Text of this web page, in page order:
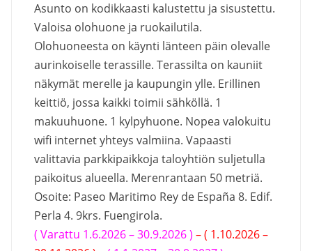
Asunto on kodikkaasti kalustettu ja sisustettu.
Valoisa olohuone ja ruokailutila.
Olohuoneesta on käynti länteen päin olevalle
aurinkoiselle terassille. Terassilta on kauniit
näkymät merelle ja kaupungin ylle. Erillinen
keittiö, jossa kaikki toimii sähköllä. 1
makuuhuone. 1 kylpyhuone. Nopea valokuitu
wifi internet yhteys valmiina. Vapaasti
valittavia parkkipaikkoja taloyhtiön suljetulla
paikoitus alueella. Merenrantaan 50 metriä.
Osoite: Paseo Maritimo Rey de España 8. Edif.
Perla 4. 9krs. Fuengirola.
( Varattu 1.6.2026 – 30.9.2026 ) – ( 1.10.2026 –